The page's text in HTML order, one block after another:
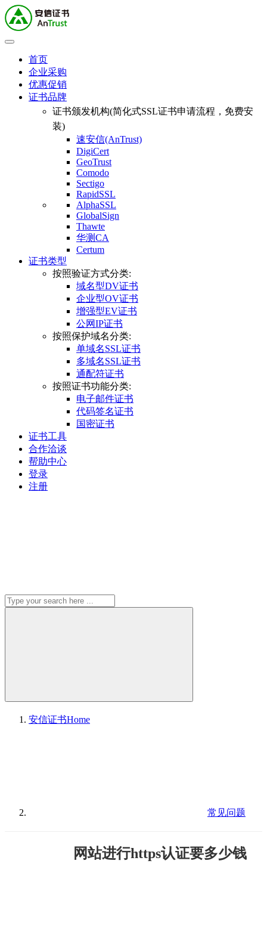
首页
企业采购
优惠促销
证书品牌
证书颁发机构(简化式SSL证书申请流程，免费安
装)
速安信(AnTrust)
DigiCert
GeoTrust
Comodo
Sectigo
RapidSSL
AlphaSSL
GlobalSign
Thawte
华测CA
Certum
证书类型
按照验证方式分类:
域名型DV证书
企业型OV证书
增强型EV证书
公网IP证书
按照保护域名分类:
单域名SSL证书
多域名SSL证书
通配符证书
按照证书功能分类:
电子邮件证书
代码签名证书
国密证书
证书工具
合作洽谈
帮助中心
登录
注册
安信证书Home
常见问题
网站进行https认证要多少钱